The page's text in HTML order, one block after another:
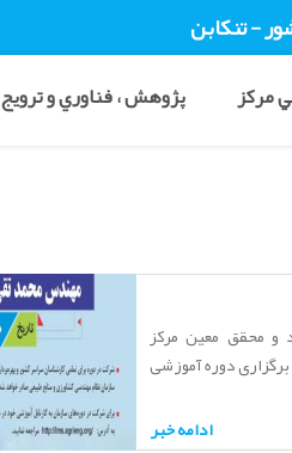
- تنکابن
مرکز پژوهش ، فناوري و ترويج
و محقق معین مرکز
دوره آموزشی
ادامه خبر